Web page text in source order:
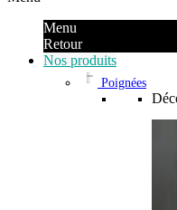
Menu
Retour
Nos produits
Poignées